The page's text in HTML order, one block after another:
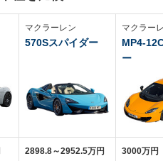
マクラーレン
570Sスパイダー
2898.8～2952.5万円
マクラー
MP4-
ー
3000万円